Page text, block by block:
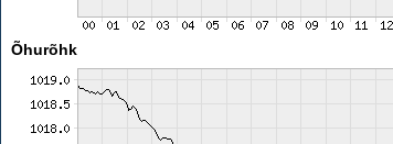
Õhurõhk